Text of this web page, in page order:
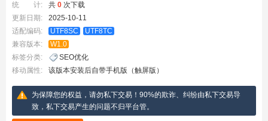
统 计:
共 0 次下载
更新日期:
2025-10-11
适配编码:
UTF8SC
UTF8TC
兼容版本:
W1.0
标签分类:
SEO优化
移动属性:
该版本安装后自带手机版（触屏版）
为保障您的权益，请勿私下交易！90%的欺诈、纠纷由私下交易导
致，私下交易产生的问题不归平台管。